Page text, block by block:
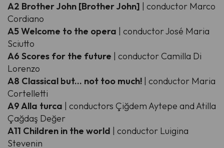
A2 Brother John [Brother John] | conductor Marco
Cordiano
A5 Welcome to the opera | conductor José Maria
Sciutto
A6 Scores for the future | conductor Camilla Di
Lorenzo
A8 Classical but... not too much! | conductor Maria
Cortelletti
A9 Alla turca | conductors Çiğdem Aytepe and Atilla
Çağdaş Değer
A11 Children in the world | conductor Luigina
Stevenin